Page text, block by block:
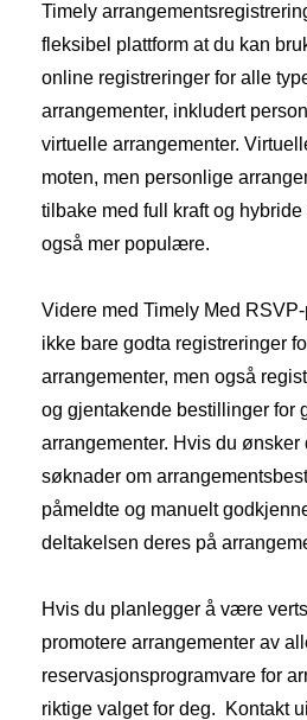
Timely
fleksibel plattform at du kan
online registreringer for alle
arrangementer, inkludert
virtuelle arrangementer.
moten, men personlige
tilbake med full kraft og
også mer populære.
Videre med Timely Med
ikke bare godta registreringer
arrangementer, men også
og gjentakende bestillinger for
arrangementer. Hvis du ønsker
søknader om
påmeldte og manuelt
deltakelsen deres på
Hvis du planlegger å være
promotere arrangementer av
reservasjonsprogramvare for
riktige valget for deg.
Kontakt u